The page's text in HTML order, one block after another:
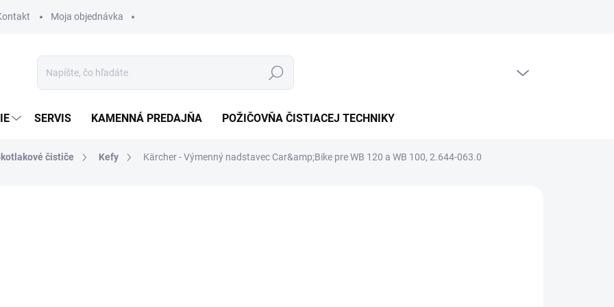
Moja objednávka
Hľadať
SERVIS KAMENNÁ PREDAJŇA POŽIČOVŇA ČISTIACEJ TECHNIKY
čističe Kefy Kärcher - Výmenný nadstavec Car&amp;Bike pre WB 120 a WB 100, 2.644-063.0